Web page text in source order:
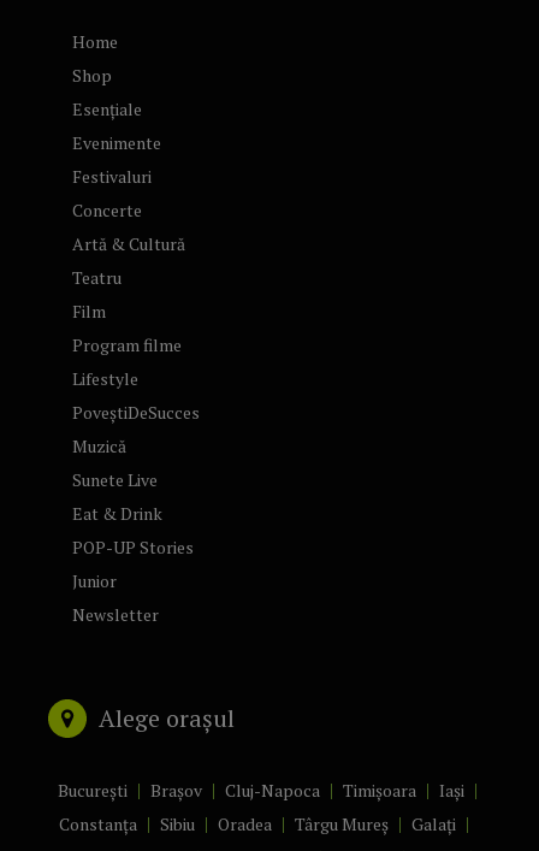
Home
Shop
Esențiale
Evenimente
Festivaluri
Concerte
Artă & Cultură
Teatru
Film
Program filme
Lifestyle
PoveștiDeSucces
Muzică
Sunete Live
Eat & Drink
POP-UP Stories
Junior
Newsletter
Alege orașul
București Brașov Cluj-Napoca Timișoara
Iași
Constanța
Sibiu Oradea Târgu Mureș
Galați